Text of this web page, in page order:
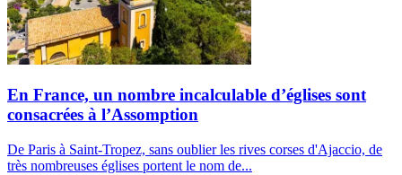
En France, un nombre incalculable d’églises sont
consacrées à l’Assomption
De Paris à Saint-Tropez, sans oublier les rives corses d'Ajaccio, de
très nombreuses églises portent le nom de...